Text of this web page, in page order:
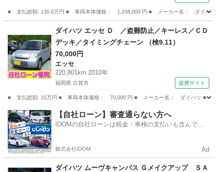
3）
■ 支払総額: 130.6万円 ■ 車両本体価格： 1,248,000 円 ■ メーカー名： ダイ
ダイハツ
ダイハツ エッセ Ｄ ／盗難防止／キーレス／ＣＤ
デッキ／タイミングチェーン （検9.11）
70,000円
エッセ
220,801km 2010年
福岡県 古賀市 提携サイト
■ 支払総額: 10万円 ■ 車両本体価格： 70,000 円 ■ メーカー名： ダイハツ ■
福岡 古賀市 エッセ
【自社ローン】審査通らない方へ
IDOMの自社ローンは税金・車検の支払いも含んでい
株式会社IDOM Ad
ダイハツ ムーヴキャンバス Ｇメイクアップ ＳＡ